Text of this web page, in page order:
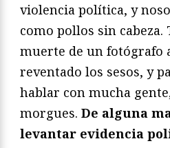
violencia política, y
como pollos sin
muerte de un fotógrafo
reventado los sesos, y
hablar con mucha
morgues. De alguna
levantar evidencia